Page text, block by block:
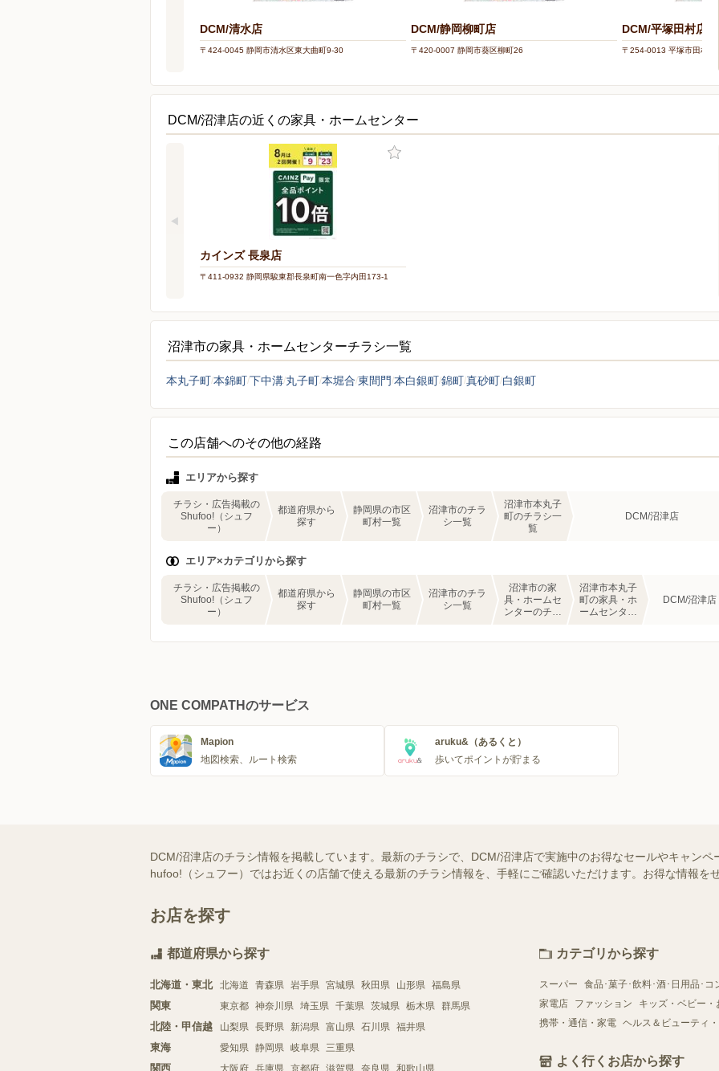
DCM/清水店
〒424-0045 静岡市清水区東大曲町9-30
DCM/静岡柳町店
〒420-0007 静岡市葵区柳町26
DCM/平塚田村店
〒254-0013 平塚市田村3-5
DCM/沼津店の近くの家具・ホームセンター
カインズ 長泉店
〒411-0932 静岡県駿東郡長泉町南一色字内田173-1
沼津市の家具・ホームセンターチラシ一覧
本丸子町本錦町下中溝 丸子町本堀合 東間門 本白銀町錦町真砂町 白銀町
この店舗へのその他の経路
エリアから探す
チラシ・広告掲載の
Shufoo!（シュフ
ー）
都道府県から
探す
静岡県の市区
町村一覧
沼津市のチラ
シ一覧
沼津市本丸子
町のチラシ一
覧
DCM/沼津店
エリア×カテゴリから探す
チラシ・広告掲載の
Shufoo!（シュフ
ー）
都道府県から
探す
静岡県の市区
町村一覧
沼津市のチラ
シ一覧
沼津市の家
具・ホームセ
ンターのチラ
沼津市本丸子
町の家具・ホ
ームセンター
DCM/沼津店
ONE COMPATHのサービス
Mapion
地図検索、ルート検索
aruku&（あるくと）
歩いてポイントが貯まる
DCM/沼津店のチラシ情報を掲載しています。最新のチラシで、DCM/沼津店で実施中のお得なセールやキャン
hufoo!（シュフー）ではお近くの店舗で使える最新のチラシ情報を、手軽にご確認いただけます。お得な情報を
お店を探す
都道府県から探す
北海道・東北 北海道 青森県 岩手県 宮城県 秋田県 山形県 福島県
関東 東京都 神奈川県 埼玉県 千葉県 茨城県 栃木県 群馬県
北陸・甲信越 山梨県 長野県 新潟県 富山県 石川県 福井県
東海 愛知県 静岡県 岐阜県 三重県
関西 大阪府 兵庫県 京都府 滋賀県 奈良県 和歌山県
カテゴリから探す
スーパー 食品･菓子･飲料･酒･日用品･コ
家電店
ファッション キッズ・ベビー・
携帯・通信・家電 ヘルス＆ビューティ
よく行くお店から探す